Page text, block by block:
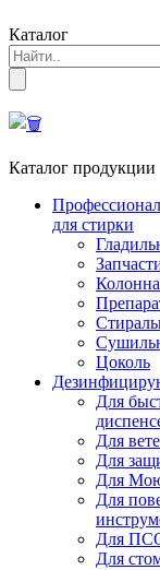
Каталог
Каталог продукции
для стирки
Цоколь
Для
Для
Для
Для
Для
Для
Для